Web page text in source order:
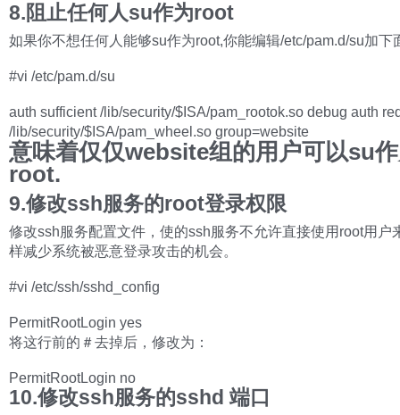
8.阻止任何人su作为root
如果你不想任何人能够su作为root,你能编辑/etc/pam.d/su加下
#vi /etc/pam.d/su
auth sufficient /lib/security/$ISA/pam_rootok.so debug auth
/lib/security/$ISA/pam_wheel.so group=website
意味着仅仅website组的用户可以su
root.
9.修改ssh服务的root登录权限
修改ssh服务配置文件，使的ssh服务不允许直接使用root用户
样减少系统被恶意登录攻击的机会。
#vi /etc/ssh/sshd_config
PermitRootLogin yes
将这行前的＃去掉后，修改为：
PermitRootLogin no
10.修改ssh服务的sshd 端口